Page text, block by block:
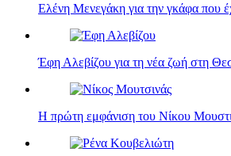
Ελένη Μενεγάκη για την γκάφα που
Έφη Αλεβίζου για τη νέα ζωή στη
Η πρώτη εμφάνιση του Νίκου